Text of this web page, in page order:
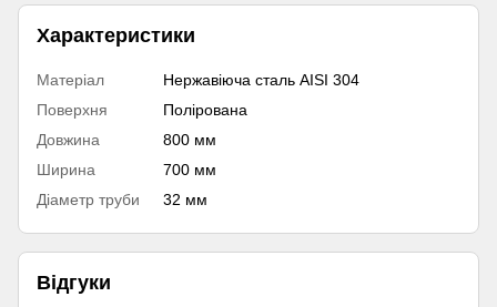
Характеристики
Матеріал
Нержавіюча сталь AISI 304
Поверхня
Полірована
Довжина
800 мм
Ширина
700 мм
Діаметр труби
32 мм
Відгуки